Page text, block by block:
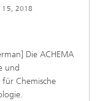
15, 2018
Die ACHEMA
und
Chemische